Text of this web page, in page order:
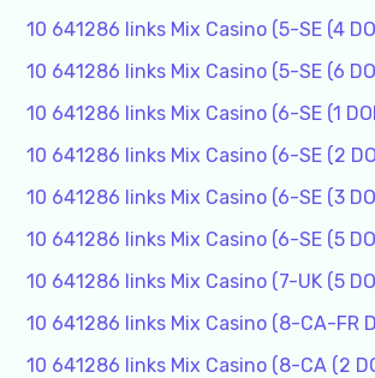
10 641286 links Mix Casino (5-SE (4
10 641286 links Mix Casino (5-SE (6
10 641286 links Mix Casino (6-SE (1
10 641286 links Mix Casino (6-SE (2
10 641286 links Mix Casino (6-SE (3
10 641286 links Mix Casino (6-SE (5
10 641286 links Mix Casino (7-UK (5
10 641286 links Mix Casino (8-CA-FR
10 641286 links Mix Casino (8-CA (2